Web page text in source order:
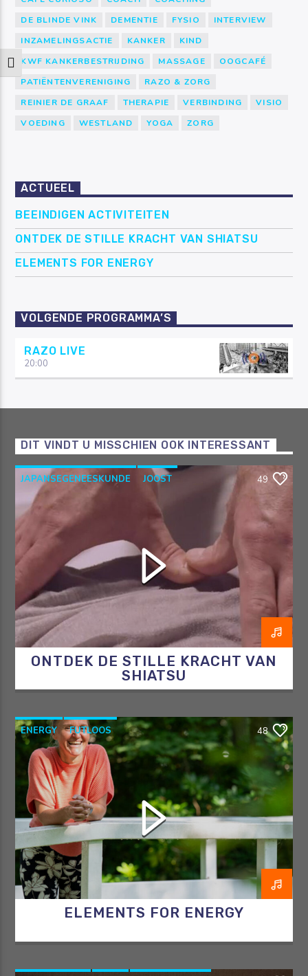
Keuze voor hoog contrast
DE BLINDE VINK
DEMENTIE FYSIO
INTERVIEW
INZAMELINGSACTIE
KANKER
KIND
KWF KANKERBESTRIJDING
MASSAGE
OOGCAFÉ
PATIËNTENVERENIGING
RAZO & ZORG
REINIER DE GRAAF
THERAPIE VERBINDING
VISIO
VOEDING
WESTLAND YOGA ZORG
ACTUEEL
BEEINDIGEN ACTIVITEITEN
ONTDEK DE STILLE KRACHT VAN SHIATSU
ELEMENTS FOR ENERGY
VOLGENDE PROGRAMMA’S
RAZO LIVE
20:00
DIT VINDT U MISSCHIEN OOK INTERESSANT
JAPANSEGENEESKUNDE
JOOST
OOSTERSEGENEESKUNDE
RAZO & ZORG
SHIATSU
49
ONTDEK DE STILLE KRACHT VAN
SHIATSU
ENERGY
FUTLOOS
HORMOONTHERAPEUT
OVERGANG
RAZO & ZORG
48
ELEMENTS FOR ENERGY